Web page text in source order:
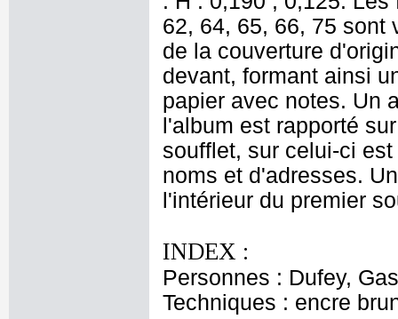
62, 64, 65, 66, 75 sont
de la couverture
devant, formant ainsi
papier avec notes. Un
l'album est rapporté
soufflet, sur celui-ci
noms et d'adresses.
l'intérieur du premier
INDEX :
Personnes : Dufey,
Techniques : encre